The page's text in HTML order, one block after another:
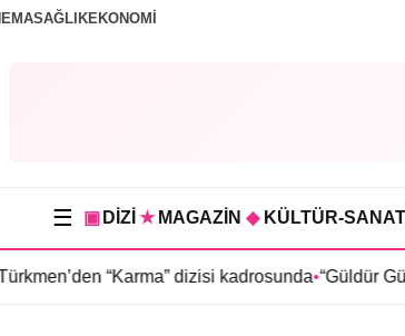
SAĞLIKEKONOMİ
☰ ▣ DİZİ ★ MAGAZİN ◆ KÜLTÜR-SANAT
“Karma” dizisi kadrosunda•“Güldür Güldür